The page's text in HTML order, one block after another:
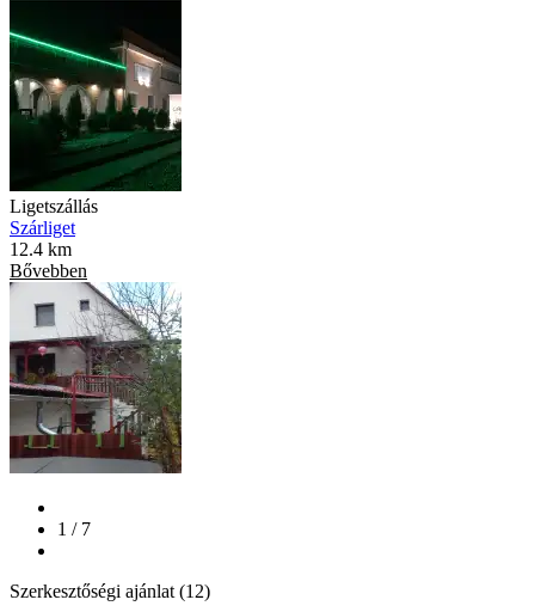
Ligetszállás
Szárliget
12.4 km
Bővebben
1 / 7
Szerkesztőségi ajánlat (12)